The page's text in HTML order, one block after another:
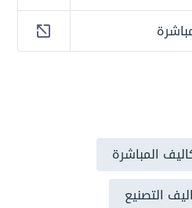
المباشرة
التصنيع